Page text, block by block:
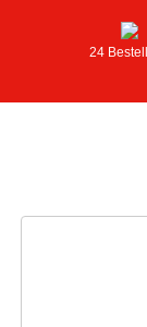
24